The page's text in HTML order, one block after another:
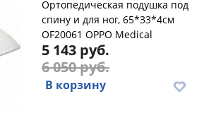
Ортопедическая подушка под
спину и для ног, 65*33*4см
OF20061 OPPO Medical
5 143 руб.
6 050 руб.
В корзину